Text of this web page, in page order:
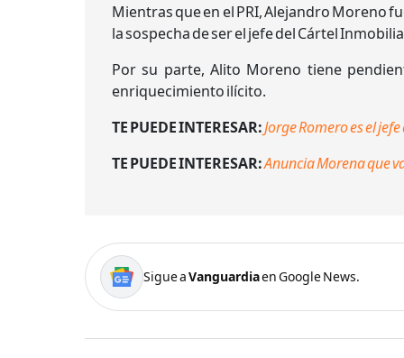
Mientras que en el PRI, Alejandro Moreno
la sospecha de ser el jefe del Cártel
Por su parte, Alito Moreno tiene
enriquecimiento ilícito.
TE PUEDE INTERESAR:Jorge Romero es el
TE PUEDE INTERESAR:Anuncia Morena que
Sigue aVanguardiaen Google News.